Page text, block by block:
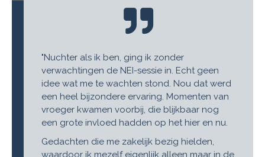
"Nuchter als ik ben, ging ik zonder
verwachtingen de NEI-sessie in. Echt geen
idee wat me te wachten stond. Nou dat werd
een heel bijzondere ervaring. Momenten van
vroeger kwamen voorbij, die blijkbaar nog
een grote invloed hadden op het hier en nu.
Gedachten die me zakelijk bezig hielden,
waardoor ik mezelf eigenlijk alleen maar in de